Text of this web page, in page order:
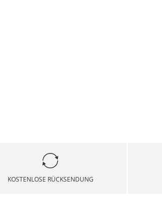
KOSTENLOSE RÜCKSENDUNG